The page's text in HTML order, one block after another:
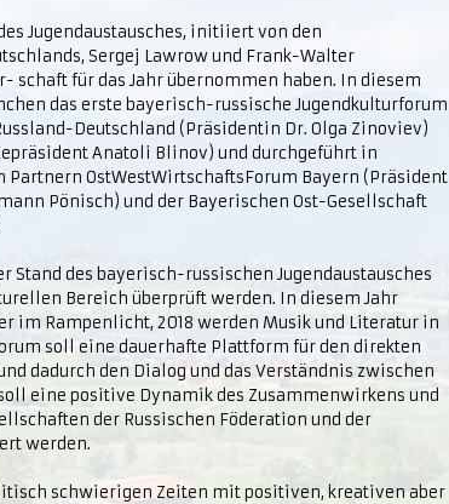
Jugendaustausches, initiiert von den
Sergej Lawrow und Frank-Walter
schaft für das Jahr übernommen haben. In diesem
das erste bayerisch-russische Jugendkulturforum
Deutschland (Präsidentin Dr. Olga Zinoviev)
Anatoli Blinov) und durchgeführt in
OstWestWirtschaftsForum Bayern (Präsident
Pönisch) und der Bayerischen Ost-Gesellschaft
Stand des bayerisch-russischen Jugendaustausches
Bereich überprüft werden. In diesem Jahr
im Rampenlicht, 2018 werden Musik und Literatur in
soll eine dauerhafte Plattform für den direkten
dadurch den Dialog und das Verständnis zwischen
eine positive Dynamik des Zusammenwirkens und
der Russischen Föderation und der
werden.
schwierigen Zeiten mit positiven, kreativen aber